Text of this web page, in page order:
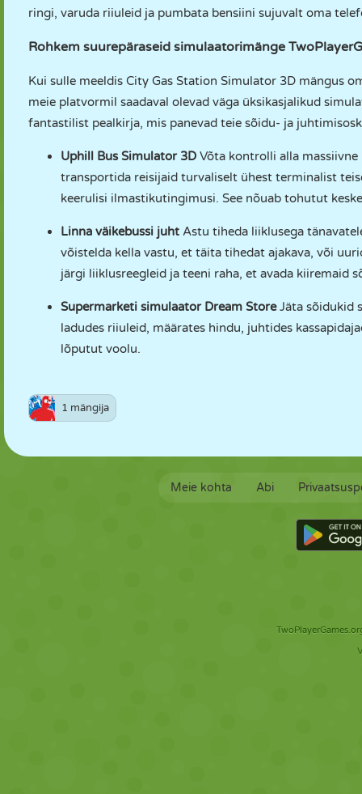
ringi, varuda riiuleid ja pumbata bensiini sujuvalt oma
Rohkem suurepäraseid simulaatorimänge
Kui sulle meeldis City Gas Station Simulator 3D mängus
meie platvormil saadaval olevad väga üksikasjalikud
fantastilist pealkirja, mis panevad teie sõidu- ja
Uphill Bus Simulator 3D Võta kontrolli alla
transportida reisijaid turvaliselt ühest terminalist
keerulisi ilmastikutingimusi. See nõuab tohutut
Linna väikebussi juht Astu tiheda liiklusega
võistelda kella vastu, et täita tihedat ajakava, või
järgi liiklusreegleid ja teeni raha, et avada kiiremaid
Supermarketi simulaator Dream Store Jäta sõidukid
ladudes riiuleid, määrates hindu, juhtides
lõputut voolu.
1 mängija
Meie kohta Abi